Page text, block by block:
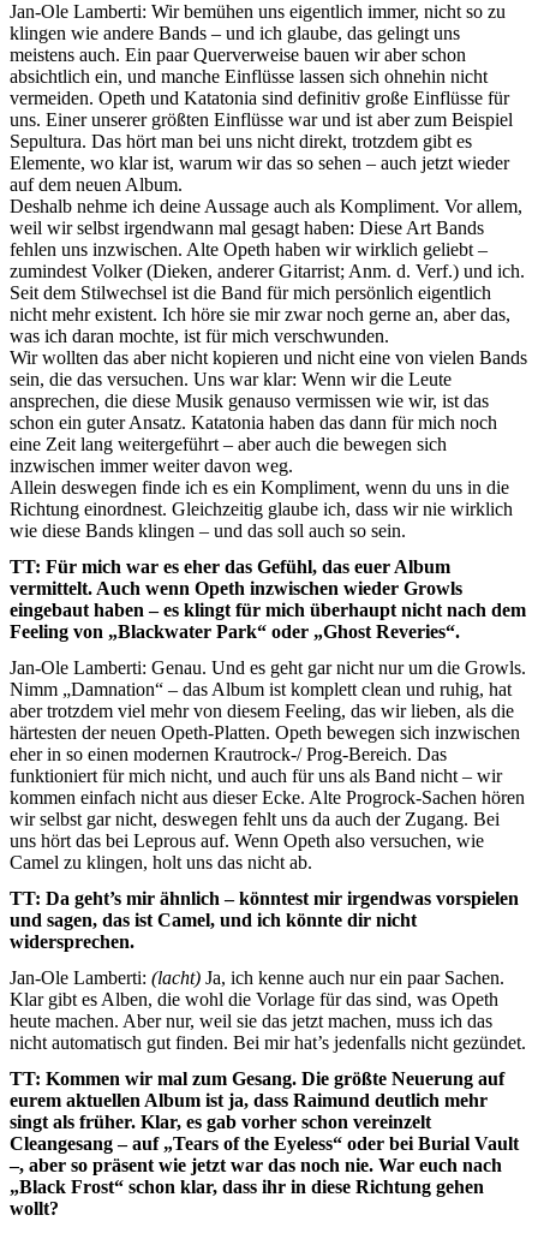
Jan-Ole Lamberti: Wir bemühen uns eigentlich immer, nicht so zu
klingen wie andere Bands – und ich glaube, das gelingt uns
meistens auch. Ein paar Querverweise bauen wir aber schon
absichtlich ein, und manche Einflüsse lassen sich ohnehin nicht
vermeiden. Opeth und Katatonia sind definitiv große Einflüsse für
uns. Einer unserer größten Einflüsse war und ist aber zum Beispiel
Sepultura. Das hört man bei uns nicht direkt, trotzdem gibt es
Elemente, wo klar ist, warum wir das so sehen – auch jetzt wieder
auf dem neuen Album.
Deshalb nehme ich deine Aussage auch als Kompliment. Vor allem,
weil wir selbst irgendwann mal gesagt haben: Diese Art Bands
fehlen uns inzwischen. Alte Opeth haben wir wirklich geliebt –
zumindest Volker (Dieken, anderer Gitarrist; Anm. d. Verf.) und ich.
Seit dem Stilwechsel ist die Band für mich persönlich eigentlich
nicht mehr existent. Ich höre sie mir zwar noch gerne an, aber das,
was ich daran mochte, ist für mich verschwunden.
Wir wollten das aber nicht kopieren und nicht eine von vielen Bands
sein, die das versuchen. Uns war klar: Wenn wir die Leute
ansprechen, die diese Musik genauso vermissen wie wir, ist das
schon ein guter Ansatz. Katatonia haben das dann für mich noch
eine Zeit lang weitergeführt – aber auch die bewegen sich
inzwischen immer weiter davon weg.
Allein deswegen finde ich es ein Kompliment, wenn du uns in die
Richtung einordnest. Gleichzeitig glaube ich, dass wir nie wirklich
wie diese Bands klingen – und das soll auch so sein.
TT: Für mich war es eher das Gefühl, das euer Album
vermittelt. Auch wenn Opeth inzwischen wieder Growls
eingebaut haben – es klingt für mich überhaupt nicht nach dem
Feeling von „Blackwater Park“ oder „Ghost Reveries“.
Jan-Ole Lamberti: Genau. Und es geht gar nicht nur um die Growls.
Nimm „Damnation“ – das Album ist komplett clean und ruhig, hat
aber trotzdem viel mehr von diesem Feeling, das wir lieben, als die
härtesten der neuen Opeth-Platten. Opeth bewegen sich inzwischen
eher in so einen modernen Krautrock-/ Prog-Bereich. Das
funktioniert für mich nicht, und auch für uns als Band nicht – wir
kommen einfach nicht aus dieser Ecke. Alte Progrock-Sachen hören
wir selbst gar nicht, deswegen fehlt uns da auch der Zugang. Bei
uns hört das bei Leprous auf. Wenn Opeth also versuchen, wie
Camel zu klingen, holt uns das nicht ab.
TT: Da geht’s mir ähnlich – könntest mir irgendwas vorspielen
und sagen, das ist Camel, und ich könnte dir nicht
widersprechen.
Jan-Ole Lamberti: (lacht) Ja, ich kenne auch nur ein paar Sachen.
Klar gibt es Alben, die wohl die Vorlage für das sind, was Opeth
heute machen. Aber nur, weil sie das jetzt machen, muss ich das
nicht automatisch gut finden. Bei mir hat’s jedenfalls nicht gezündet.
TT: Kommen wir mal zum Gesang. Die größte Neuerung auf
eurem aktuellen Album ist ja, dass Raimund deutlich mehr
singt als früher. Klar, es gab vorher schon vereinzelt
Cleangesang – auf „Tears of the Eyeless“ oder bei Burial Vault
–, aber so präsent wie jetzt war das noch nie. War euch nach
„Black Frost“ schon klar, dass ihr in diese Richtung gehen
wollt?